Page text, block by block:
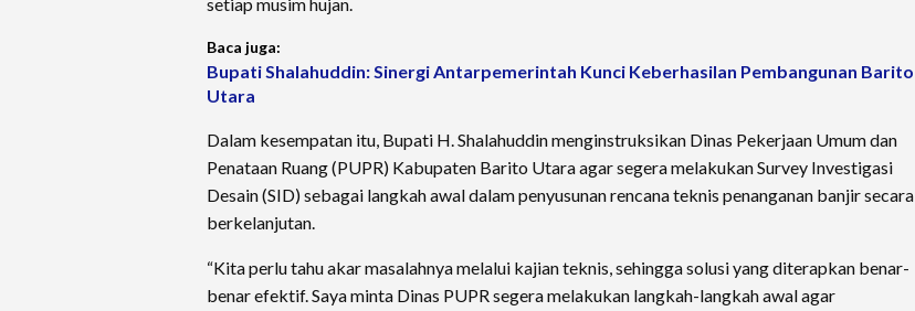
Baca juga:
Bupati Shalahuddin: Sinergi Antarpemerintah Kunci Keberhasilan Pembangunan Barito
Utara
Dalam kesempatan itu, Bupati H. Shalahuddin menginstruksikan Dinas Pekerjaan Umum dan
Penataan Ruang (PUPR) Kabupaten Barito Utara agar segera melakukan Survey Investigasi
Desain (SID) sebagai langkah awal dalam penyusunan rencana teknis penanganan banjir secara
berkelanjutan.
“Kita perlu tahu akar masalahnya melalui kajian teknis, sehingga solusi yang diterapkan benar-
benar efektif. Saya minta Dinas PUPR segera melakukan langkah-langkah awal agar